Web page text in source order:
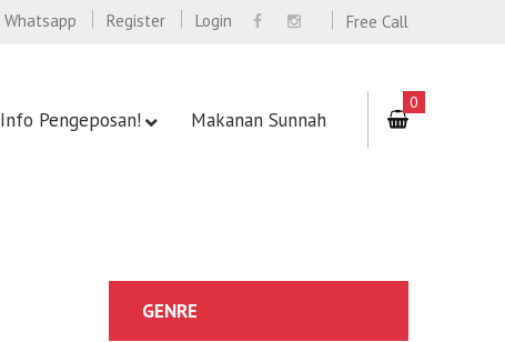
Free Call
Whatsapp Register Login
Info Pengeposan! Makanan Sunnah
0
GENRE